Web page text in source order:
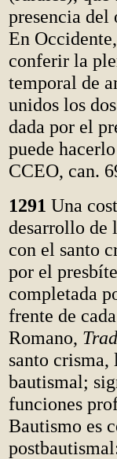
presencia del
En
conferir la
temporal de
unidos los
dada por el
puede
CCEO, can.
1291 Una
desarrollo de
con el santo
por el
completada
frente de
Romano,
santo crisma,
bautismal;
funciones
Bautismo es